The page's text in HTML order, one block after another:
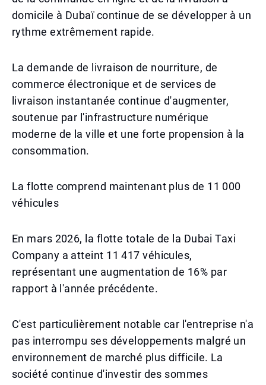
domicile à Dubaï continue de se développer à un
rythme extrêmement rapide.
La demande de livraison de nourriture, de
commerce électronique et de services de
livraison instantanée continue d'augmenter,
soutenue par l'infrastructure numérique
moderne de la ville et une forte propension à la
consommation.
La flotte comprend maintenant plus de 11 000
véhicules
En mars 2026, la flotte totale de la Dubai Taxi
Company a atteint 11 417 véhicules,
représentant une augmentation de 16% par
rapport à l'année précédente.
C'est particulièrement notable car l'entreprise n'a
pas interrompu ses développements malgré un
environnement de marché plus difficile. La
société continue d'investir des sommes